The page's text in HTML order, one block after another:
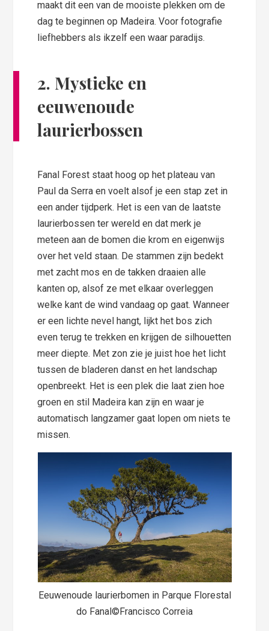
maakt dit een van de mooiste plekken om de
dag te beginnen op Madeira. Voor fotografie
liefhebbers als ikzelf een waar paradijs.
2. Mystieke en
eeuwenoude
laurierbossen
Fanal Forest staat hoog op het plateau van
Paul da Serra en voelt alsof je een stap zet in
een ander tijdperk. Het is een van de laatste
laurierbossen ter wereld en dat merk je
meteen aan de bomen die krom en eigenwijs
over het veld staan. De stammen zijn bedekt
met zacht mos en de takken draaien alle
kanten op, alsof ze met elkaar overleggen
welke kant de wind vandaag op gaat. Wanneer
er een lichte nevel hangt, lijkt het bos zich
even terug te trekken en krijgen de silhouetten
meer diepte. Met zon zie je juist hoe het licht
tussen de bladeren danst en het landschap
openbreekt. Het is een plek die laat zien hoe
groen en stil Madeira kan zijn en waar je
automatisch langzamer gaat lopen om niets te
missen.
Eeuwenoude laurierbomen in Parque Florestal
do Fanal©Francisco Correia